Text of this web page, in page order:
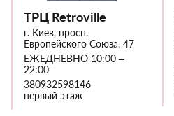
ТРЦ Retroville
г. Киев, просп.
Европейского Союза, 47
ЕЖЕДНЕВНО 10:00 –
22:00
380932598146
первый этаж